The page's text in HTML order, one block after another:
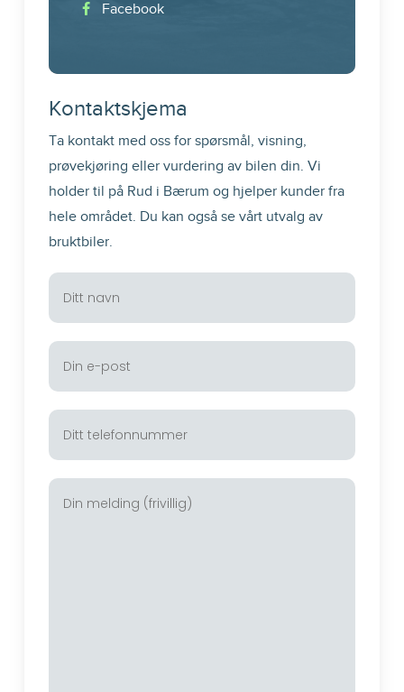
Facebook
Kontaktskjema
Ta kontakt med oss for spørsmål, visning,
prøvekjøring eller vurdering av bilen din. Vi
holder til på Rud i Bærum og hjelper kunder fra
hele området. Du kan også se vårt utvalg av
bruktbiler.